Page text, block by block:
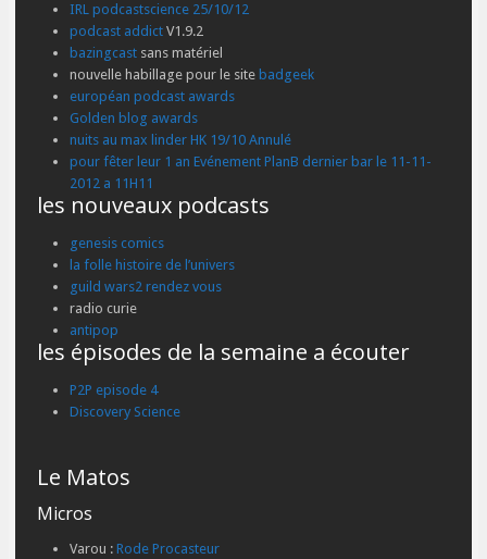
IRL podcastscience 25/10/12
podcast addict V1.9.2
bazingcast sans matériel
nouvelle habillage pour le site badgeek
européan podcast awards
Golden blog awards
nuits au max linder HK 19/10 Annulé
pour fêter leur 1 an Evénement PlanB dernier bar le 11-11-
2012 a 11H11
les nouveaux podcasts
genesis comics
la folle histoire de l’univers
guild wars2 rendez vous
radio curie
antipop
les épisodes de la semaine a écouter
P2P episode 4
Discovery Science
Le Matos
Micros
Varou : Rode Procasteur